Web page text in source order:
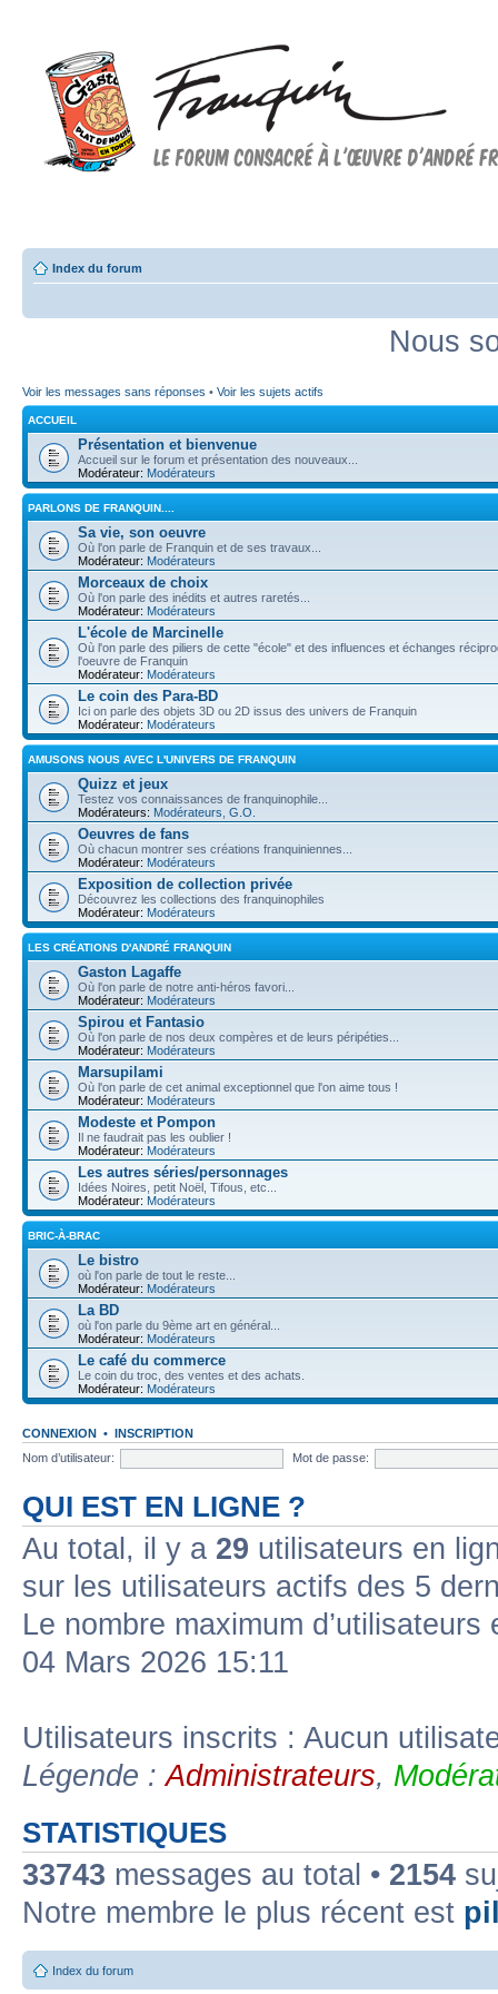
Index du forum
Nous
Voir les messages sans réponses • Voir les sujets actifs
ACCUEIL
Présentation et bienvenue
Accueil sur le forum et présentation des nouveaux...
Modérateur: Modérateurs
PARLONS DE FRANQUIN....
Sa vie, son oeuvre
Où l'on parle de Franquin et de ses travaux...
Modérateur: Modérateurs
Morceaux de choix
Où l'on parle des inédits et autres raretés...
Modérateur: Modérateurs
L'école de Marcinelle
Où l'on parle des piliers de cette "école" et des influences et échanges
l'oeuvre de Franquin
Modérateur: Modérateurs
Le coin des Para-BD
Ici on parle des objets 3D ou 2D issus des univers de Franquin
Modérateur: Modérateurs
AMUSONS NOUS AVEC L'UNIVERS DE FRANQUIN
Quizz et jeux
Testez vos connaissances de franquinophile...
Modérateurs: Modérateurs G.O.
Oeuvres de fans
Où chacun montrer ses créations franquiniennes...
Modérateur: Modérateurs
Exposition de collection privée
Découvrez les collections des franquinophiles
Modérateur: Modérateurs
LES CRÉATIONS D'ANDRÉ FRANQUIN
Gaston Lagaffe
Où l'on parle de notre anti-héros favori...
Modérateur: Modérateurs
Spirou et Fantasio
Où l'on parle de nos deux compères et de leurs péripéties...
Modérateur: Modérateurs
Marsupilami
Où l'on parle de cet animal exceptionnel que l'on aime tous !
Modérateur: Modérateurs
Modeste et Pompon
Il ne faudrait pas les oublier !
Modérateur: Modérateurs
Les autres séries/personnages
Idées Noires, petit Noël, Tifous, etc...
Modérateur: Modérateurs
BRIC-À-BRAC
Le bistro
où l'on parle de tout le reste...
Modérateur: Modérateurs
La BD
où l'on parle du 9ème art en général...
Modérateur: Modérateurs
Le café du commerce
Le coin du troc, des ventes et des achats.
Modérateur: Modérateurs
CONNEXION • INSCRIPTION
Nom d’utilisateur:
Mot de passe:
QUI EST EN LIGNE ?
Au total, il y a 29 utilisateurs en
sur les utilisateurs actifs des 5
Le nombre maximum
04 Mars 2026 15:11
Utilisateurs inscrits : Aucun
Légende :Administrateurs,
STATISTIQUES
33743 messages au total • 2154
Notre membre le plus récent est
Index du forum